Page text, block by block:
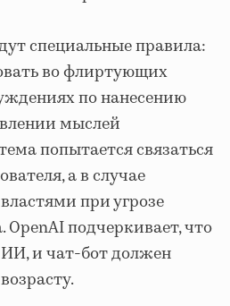
специальные правила:
во флиртующих
по нанесению
мыслей
попытается связаться
а в случае
при угрозе
OpenAI подчеркивает, что
и чат-бот должен